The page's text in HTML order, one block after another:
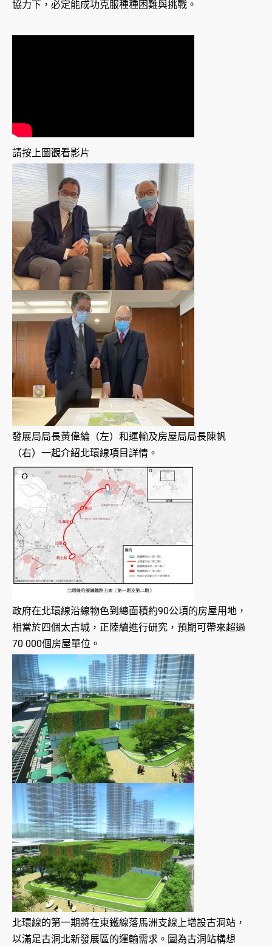
協力下，必定能成功克服種種困難與挑戰。
請按上圖觀看影片
發展局局長黃偉綸（左）和運輸及房屋局局長陳帆
（右）一起介紹北環線項目詳情。
政府在北環線沿線物色到總面積約90公頃的房屋用地，
相當於四個太古城，正陸續進行研究，預期可帶來超過
70 000個房屋單位。
北環線的第一期將在東鐵線落馬洲支線上增設古洞站，
以滿足古洞北新發展區的運輸需求。圖為古洞站構想